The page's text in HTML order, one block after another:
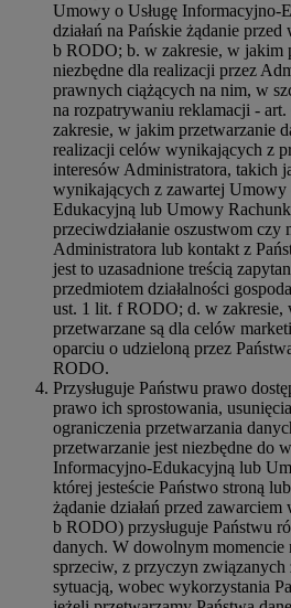
Umowy o Usługę Informacyjno-
działań na Pańskie żądanie
b RODO; b. w zakresie, w jakim
niezbędne dla realizacji przez
prawnych ciążących na nim, w
na rozpatrywaniu reklamacji -
zakresie, w jakim przetwarzanie
realizacji celów wynikających z
interesów Administratora, takich
wynikających z zawartej Umowy
Edukacyjną lub Umowy
przeciwdziałanie oszustwom czy
Administratora lub kontakt z
jest to uzasadnione treścią
przedmiotem działalności
ust. 1 lit. f RODO; d. w zakresie,
przetwarzane są dla celów
oparciu o udzieloną przez
RODO.
Przysługuje Państwu prawo
prawo ich sprostowania,
ograniczenia przetwarzania
przetwarzanie jest niezbędne do
Informacyjno-Edukacyjną lub
której jesteście Państwo stroną
żądanie działań przed
b RODO) przysługuje Państwu
danych. W dowolnym momencie
sprzeciw, z przyczyn związanych
sytuacją, wobec wykorzystania